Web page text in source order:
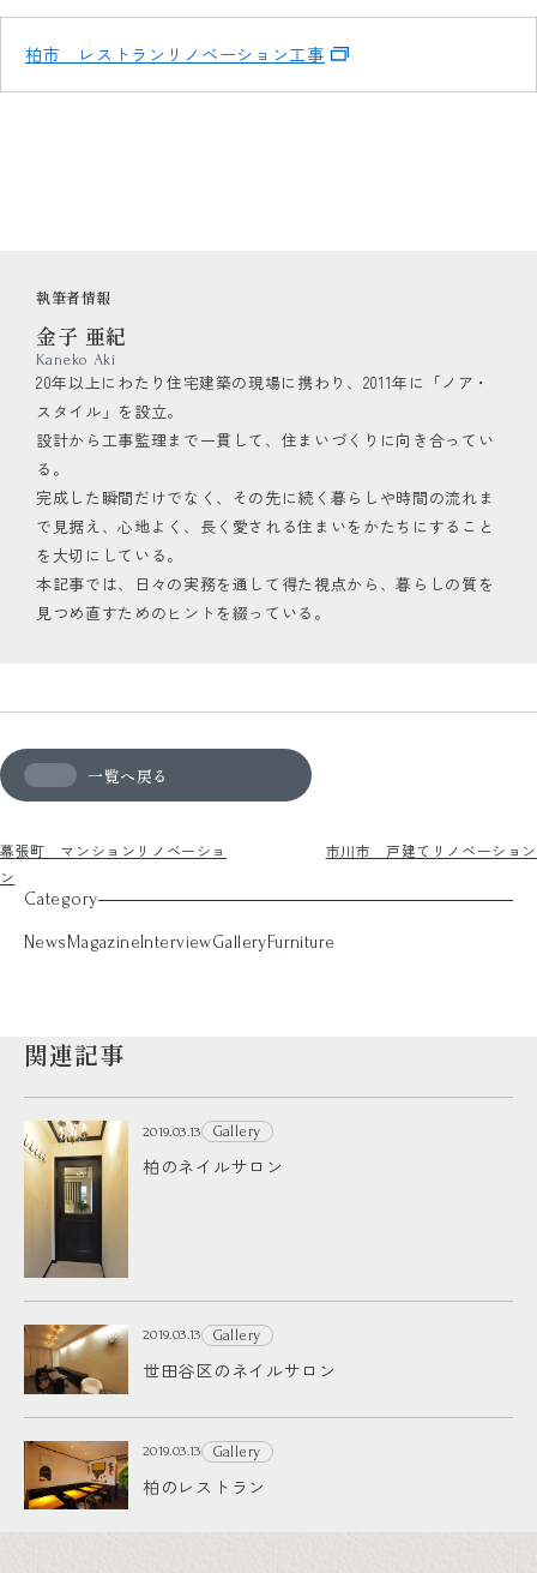
柏市 レストランリノベーション工事
執筆者情報
金子 亜紀
Kaneko Aki
20年以上にわたり住宅建築の現場に携わり、2011年に「ノア・
スタイル」を設立。
設計から工事監理まで一貫して、住まいづくりに向き合ってい
る。
完成した瞬間だけでなく、その先に続く暮らしや時間の流れま
で見据え、心地よく、長く愛される住まいをかたちにすること
を大切にしている。
本記事では、日々の実務を通して得た視点から、暮らしの質を
見つめ直すためのヒントを綴っている。
幕張町 マンションリノベーショ
ン
一覧へ戻る
市川市 戸建てリノベーション
Category
NewsMagazineInterviewGalleryFurniture
関連記事
2019.03.13 Gallery
柏のネイルサロン
2019.03.13 Gallery
世田谷区のネイルサロン
2019.03.13 Gallery
柏のレストラン